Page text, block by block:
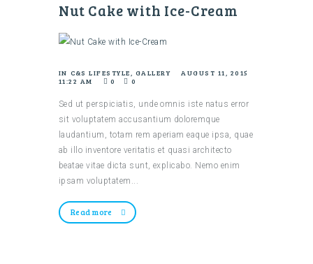
Nut Cake with Ice-Cream
IN C&S LIFESTYLE GALLERY
AUGUST 11, 2015
11:22 AM
0 0
Sed ut perspiciatis, unde omnis iste natus error
sit voluptatem accusantium doloremque
laudantium, totam rem aperiam eaque ipsa, quae
ab illo inventore veritatis et quasi architecto
beatae vitae dicta sunt, explicabo. Nemo enim
ipsam voluptatem...
Read more